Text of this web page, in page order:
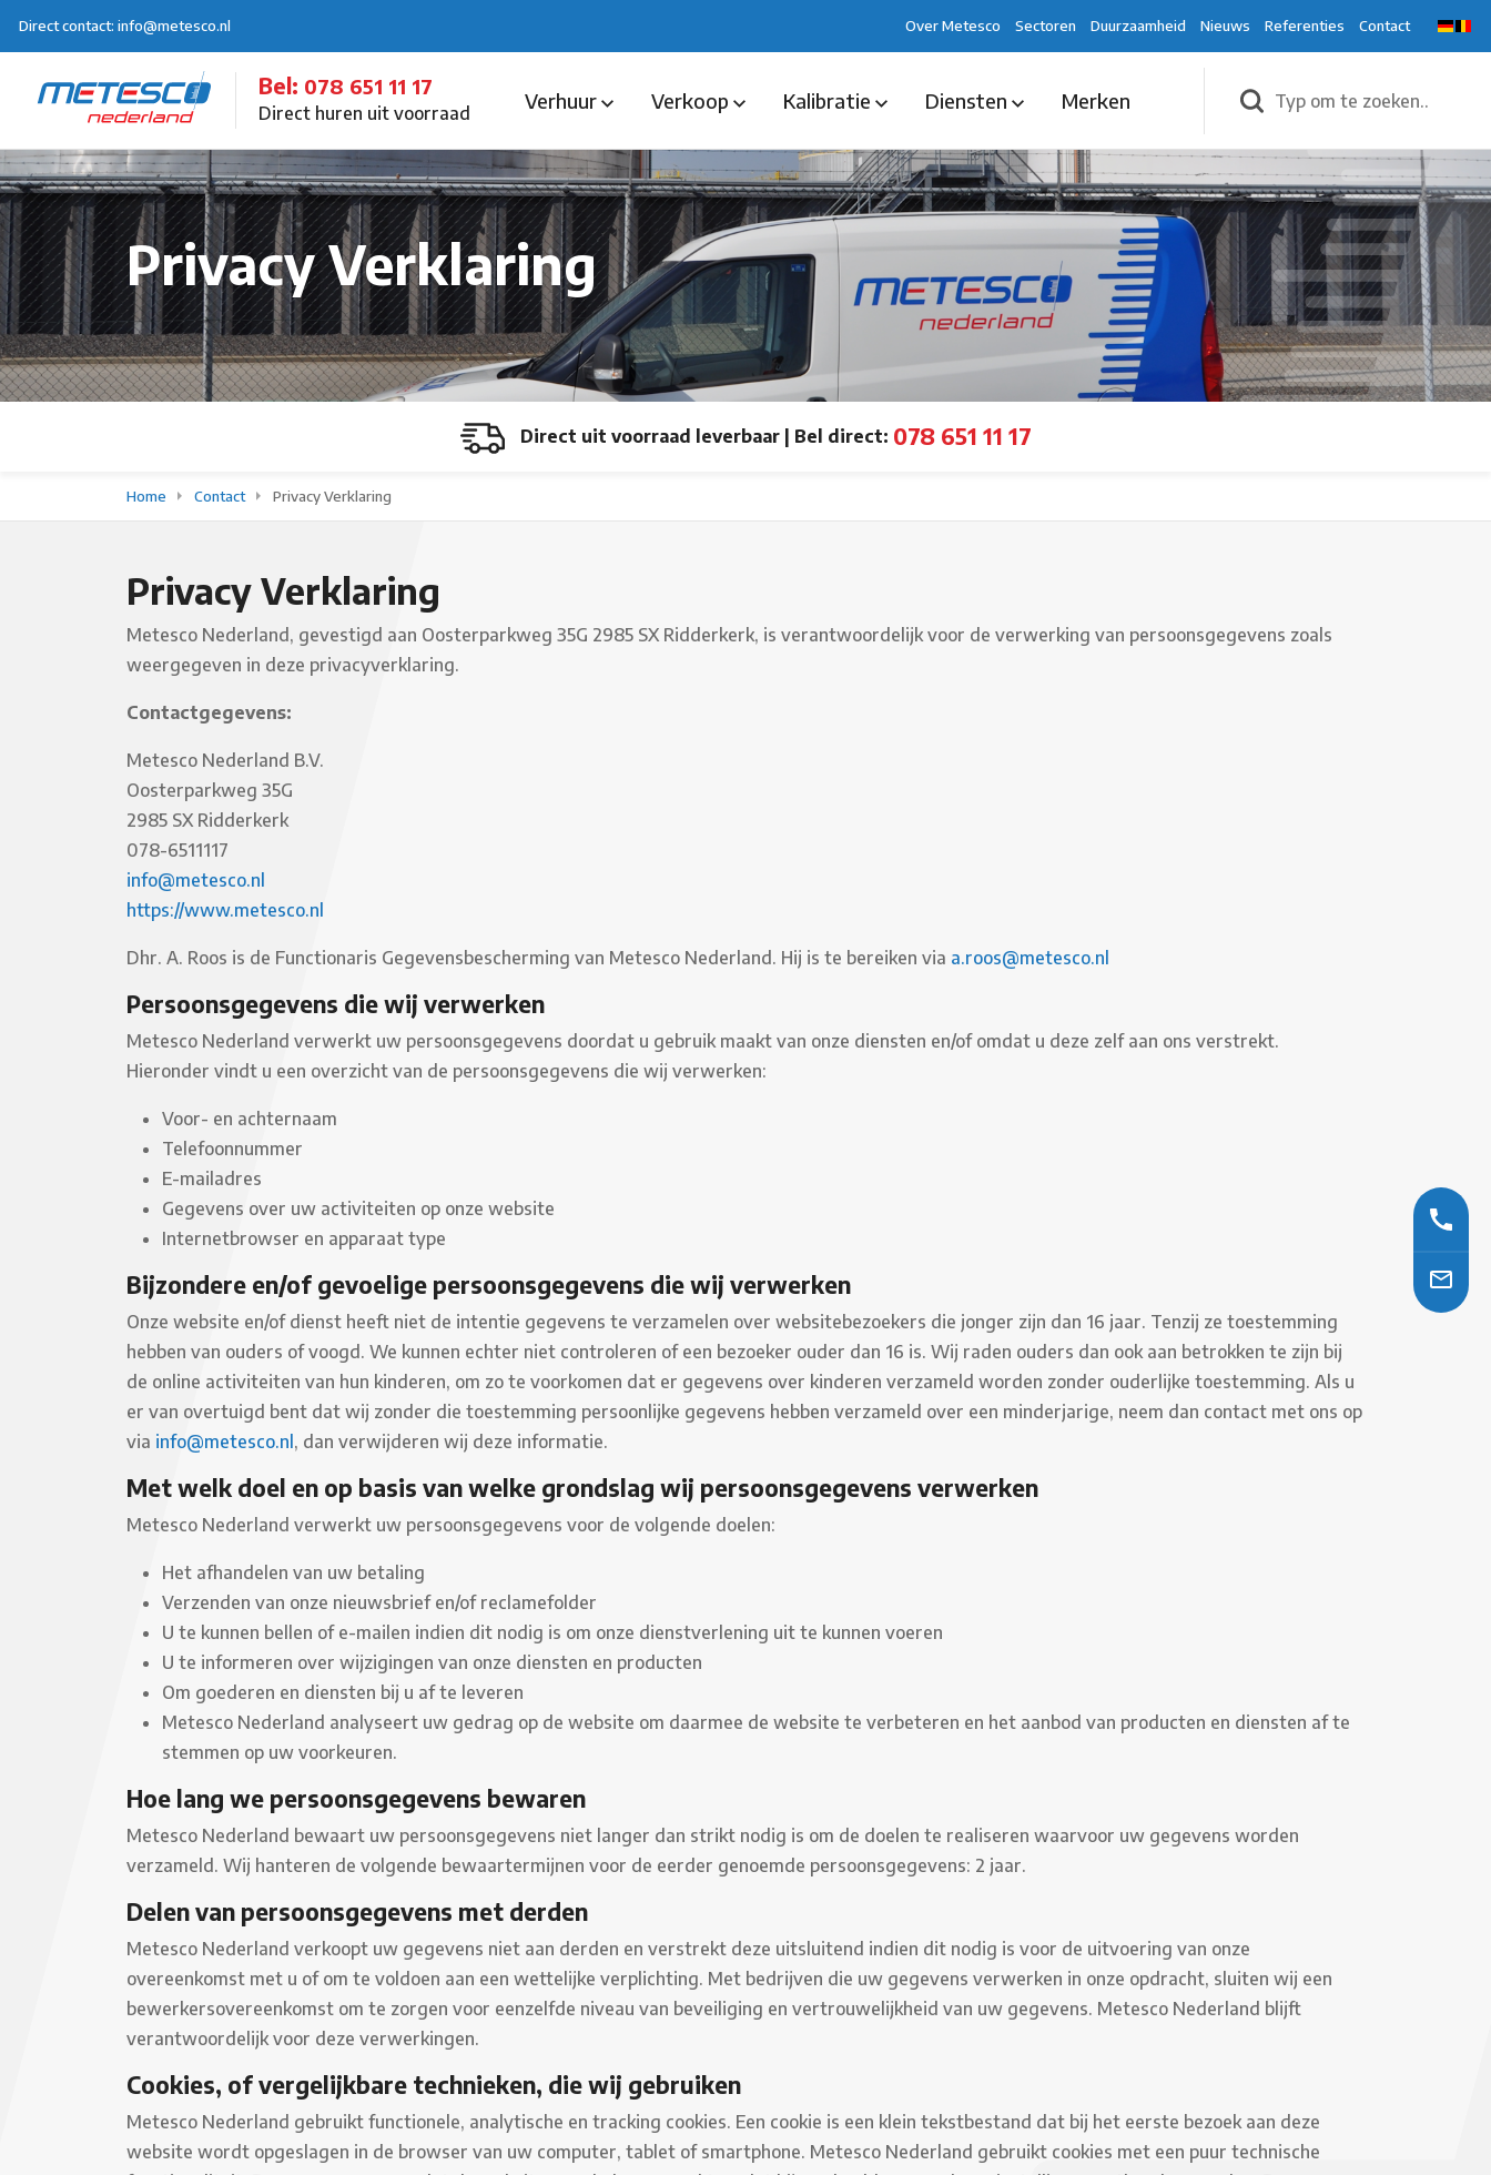
Direct contact: info@metesco.nl Over Metesco Sectoren Duurzaamheid Nieuws Referenties Contact
Bel: 078 651 11 17
Direct huren uit voorraad Verhuur Verkoop Kalibratie Diensten Merken
Privacy Verklaring
Direct uit voorraad leverbaar Bel direct: 078 651 11 17
Home Contact Privacy Verklaring
Privacy Verklaring
Metesco Nederland, gevestigd aan Oosterparkweg 35G 2985 SX Ridderkerk, is verantwoordelijk voor de verwerking van persoonsgegevens zoals
weergegeven in deze privacyverklaring.
Contactgegevens:
Metesco Nederland B.V.
Oosterparkweg 35G
2985 SX Ridderkerk
078-6511117
info@metesco.nl
https://www.metesco.nl
Dhr. A. Roos is de Functionaris Gegevensbescherming van Metesco Nederland. Hij is te bereiken via a.roos@metesco.nl
Persoonsgegevens die wij verwerken
Metesco Nederland verwerkt uw persoonsgegevens doordat u gebruik maakt van onze diensten en/of omdat u deze zelf aan ons verstrekt.
Hieronder vindt u een overzicht van de persoonsgegevens die wij verwerken:
Voor- en achternaam
Telefoonnummer
E-mailadres
Gegevens over uw activiteiten op onze website
Internetbrowser en apparaat type
Bijzondere en/of gevoelige persoonsgegevens die wij verwerken
Onze website en/of dienst heeft niet de intentie gegevens te verzamelen over websitebezoekers die jonger zijn dan 16 jaar. Tenzij ze toestemming
hebben van ouders of voogd. We kunnen echter niet controleren of een bezoeker ouder dan 16 is. Wij raden ouders dan ook aan betrokken te zijn bij
de online activiteiten van hun kinderen, om zo te voorkomen dat er gegevens over kinderen verzameld worden zonder ouderlijke toestemming. Als u
er van overtuigd bent dat wij zonder die toestemming persoonlijke gegevens hebben verzameld over een minderjarige, neem dan contact met ons op
via info@metesco.nl, dan verwijderen wij deze informatie.
Met welk doel en op basis van welke grondslag wij persoonsgegevens verwerken
Metesco Nederland verwerkt uw persoonsgegevens voor de volgende doelen:
Het afhandelen van uw betaling
Verzenden van onze nieuwsbrief en/of reclamefolder
U te kunnen bellen of e-mailen indien dit nodig is om onze dienstverlening uit te kunnen voeren
U te informeren over wijzigingen van onze diensten en producten
Om goederen en diensten bij u af te leveren
Metesco Nederland analyseert uw gedrag op de website om daarmee de website te verbeteren en het aanbod van producten en diensten af te
stemmen op uw voorkeuren.
Hoe lang we persoonsgegevens bewaren
Metesco Nederland bewaart uw persoonsgegevens niet langer dan strikt nodig is om de doelen te realiseren waarvoor uw gegevens worden
verzameld. Wij hanteren de volgende bewaartermijnen voor de eerder genoemde persoonsgegevens: 2 jaar.
Delen van persoonsgegevens met derden
Metesco Nederland verkoopt uw gegevens niet aan derden en verstrekt deze uitsluitend indien dit nodig is voor de uitvoering van onze
overeenkomst met u of om te voldoen aan een wettelijke verplichting. Met bedrijven die uw gegevens verwerken in onze opdracht, sluiten wij een
bewerkersovereenkomst om te zorgen voor eenzelfde niveau van beveiliging en vertrouwelijkheid van uw gegevens. Metesco Nederland blijft
verantwoordelijk voor deze verwerkingen.
Cookies, of vergelijkbare technieken, die wij gebruiken
Metesco Nederland gebruikt functionele, analytische en tracking cookies. Een cookie is een klein tekstbestand dat bij het eerste bezoek aan deze
website wordt opgeslagen in de browser van uw computer, tablet of smartphone. Metesco Nederland gebruikt cookies met een puur technische